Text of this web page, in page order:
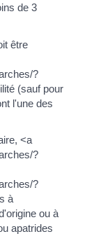
de 3
être
?
(sauf pour
l'une des
<a
?
?
à
ou à
apatrides